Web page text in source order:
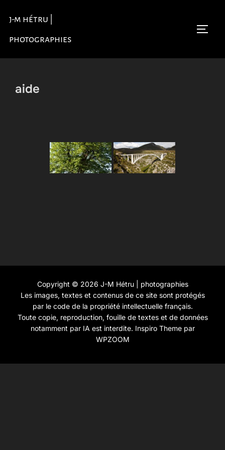
contenu
j-m hétru |
photographies
aide
Copyright © 2026 J-M Hétru | photographies
Les images, textes et contenus de ce site sont protégés
par le code de la propriété intellectuelle français.
Toute copie, reproduction, fouille de textes et de données
notamment par IA est interdite. Inspiro Themepar
WPZOOM